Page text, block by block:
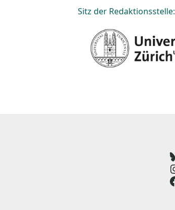
Sitz der Redaktionsstelle: